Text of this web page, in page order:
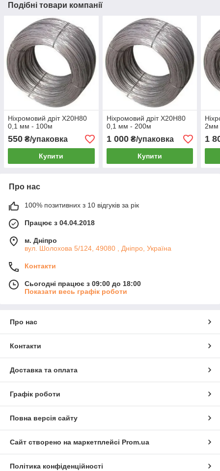
Подібні товари компанії
Ніхромовий дріт Х20Н80
0,1 мм - 100м
550 ₴/упаковка
Купити
Ніхромовий дріт Х20Н80
0,1 мм - 200м
1 000₴/упаковка
Купити
2мм
1
Про нас
100% позитивних з 10 відгуків за рік
Працює з 04.04.2018
м. Дніпро
вул. Шолохова 5/124, 49080 , Дніпро, Україна
Контакти
Сьогодні працює з 09:00 до 18:00
Показати весь графік роботи
Про нас
Контакти
Доставка та оплата
Графік роботи
Повна версія сайту
Сайт створено на маркетплейсі Prom.ua
Політика конфіденційності